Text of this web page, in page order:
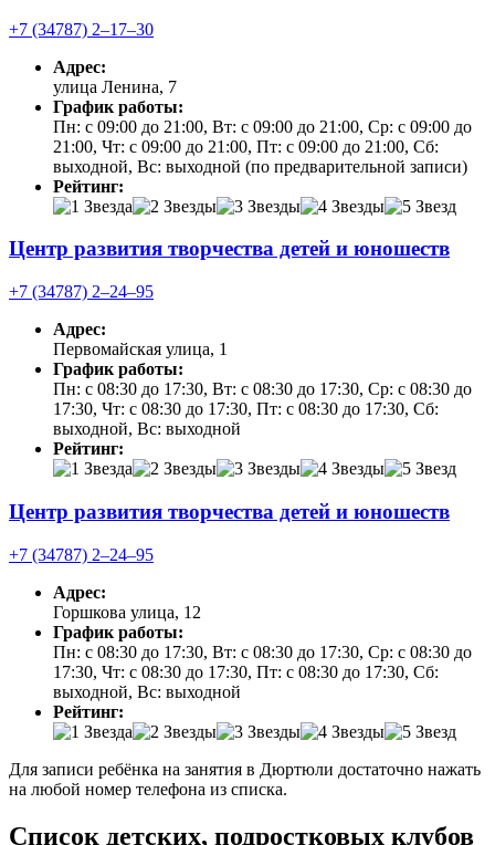
+7 (34787) 2‒17‒30
Адрес:
улица Ленина, 7
График работы:
Пн: с 09:00 до 21:00, Вт: с 09:00 до 21:00, Ср: с 09:00 до
21:00, Чт: с 09:00 до 21:00, Пт: с 09:00 до 21:00, Сб:
выходной, Вс: выходной (по предварительной записи)
Рейтинг:
Центр развития творчества детей и юношеств
+7 (34787) 2‒24‒95
Адрес:
Первомайская улица, 1
График работы:
Пн: с 08:30 до 17:30, Вт: с 08:30 до 17:30, Ср: с 08:30 до
17:30, Чт: с 08:30 до 17:30, Пт: с 08:30 до 17:30, Сб:
выходной, Вс: выходной
Рейтинг:
Центр развития творчества детей и юношеств
+7 (34787) 2‒24‒95
Адрес:
Горшкова улица, 12
График работы:
Пн: с 08:30 до 17:30, Вт: с 08:30 до 17:30, Ср: с 08:30 до
17:30, Чт: с 08:30 до 17:30, Пт: с 08:30 до 17:30, Сб:
выходной, Вс: выходной
Рейтинг:
Для записи ребёнка на занятия в Дюртюли достаточно нажать
на любой номер телефона из списка.
Список детских, подростковых клубов